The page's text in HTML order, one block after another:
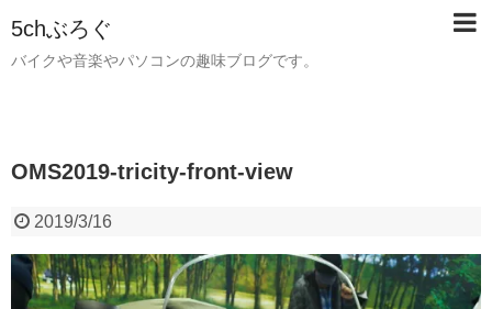
5chぶろぐ
バイクや音楽やパソコンの趣味ブログです。
OMS2019-tricity-front-view
2019/3/16